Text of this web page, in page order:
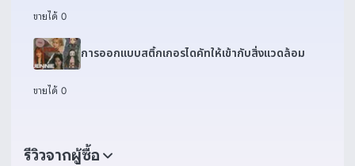
ขายได้ 0
การออกแบบสติ้กเกอรไดคัทให้เข้ากับสิ่งแวดล้อม
ขายได้ 0
รีวิวจากผู้ซื้อ